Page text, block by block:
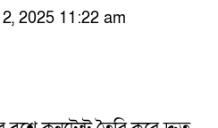
2025 11:22 am